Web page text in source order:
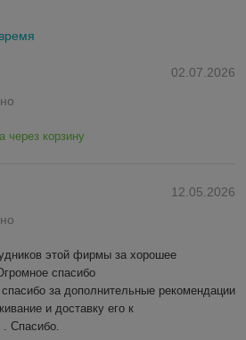
02.07.2026
через корзину
12.05.2026
этой фирмы за хорошее
спасибо
за дополнительные рекомендации
и доставку его к
Спасибо.